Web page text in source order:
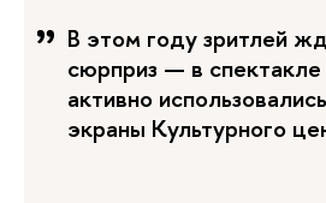
В этом году зритлей
сюрприз — в
активно
экраны Культурного